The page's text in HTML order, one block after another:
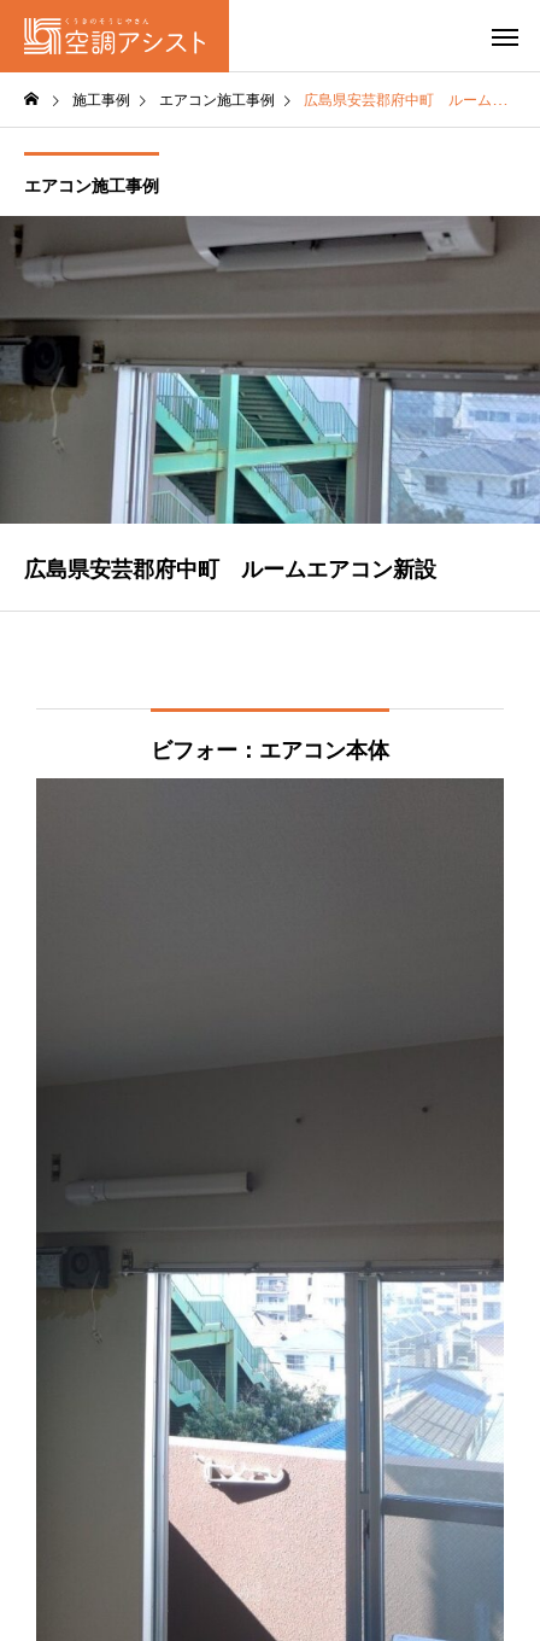
施工事例 エアコン施工事例 広島県安芸郡府中町 ルームエアコン新設
エアコン施工事例
広島県安芸郡府中町 ルームエアコン新設
ビフォー：エアコン本体